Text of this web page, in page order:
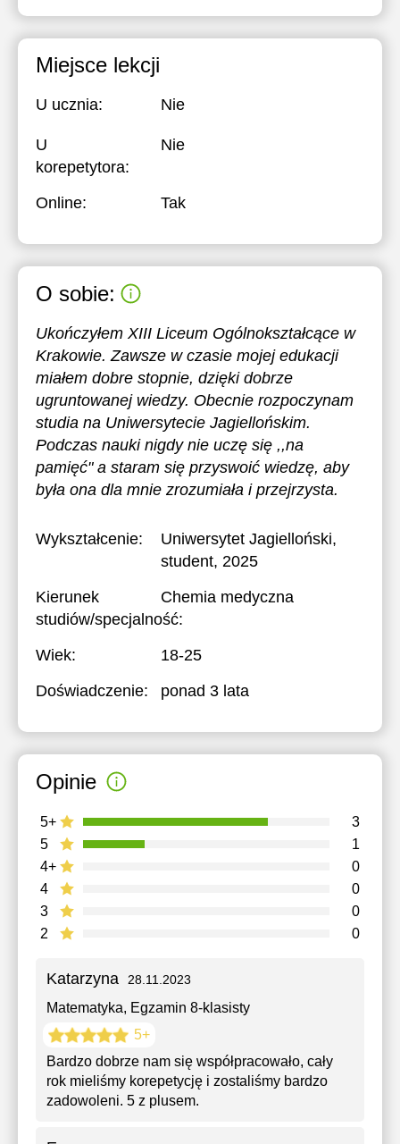
Miejsce lekcji
U ucznia: Nie
U
korepetytora:
Nie
Online: Tak
O sobie:
Ukończyłem XIII Liceum Ogólnokształcące w
Krakowie. Zawsze w czasie mojej edukacji
miałem dobre stopnie, dzięki dobrze
ugruntowanej wiedzy. Obecnie rozpoczynam
studia na Uniwersytecie Jagiellońskim.
Podczas nauki nigdy nie uczę się ,,na
pamięć" a staram się przyswoić wiedzę, aby
była ona dla mnie zrozumiała i przejrzysta.
Wykształcenie: Uniwersytet Jagielloński,
student, 2025
Kierunek
studiów/specjalność:
Chemia medyczna
Wiek:
18-25
Doświadczenie:
ponad 3 lata
Opinie
2 0
3 0
4 0
4+ 0
5 1
5+ 3
Katarzyna 28.11.2023
Matematyka, Egzamin 8-klasisty
5+
Bardzo dobrze nam się współpracowało, cały
rok mieliśmy korepetycję i zostaliśmy bardzo
zadowoleni. 5 z plusem.
19:00